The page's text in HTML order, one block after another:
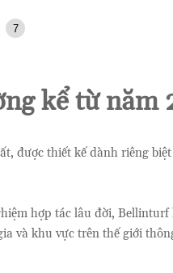
7
kể từ năm
được thiết kế dành riêng
hợp tác lâu đời,
và khu vực trên thế giới